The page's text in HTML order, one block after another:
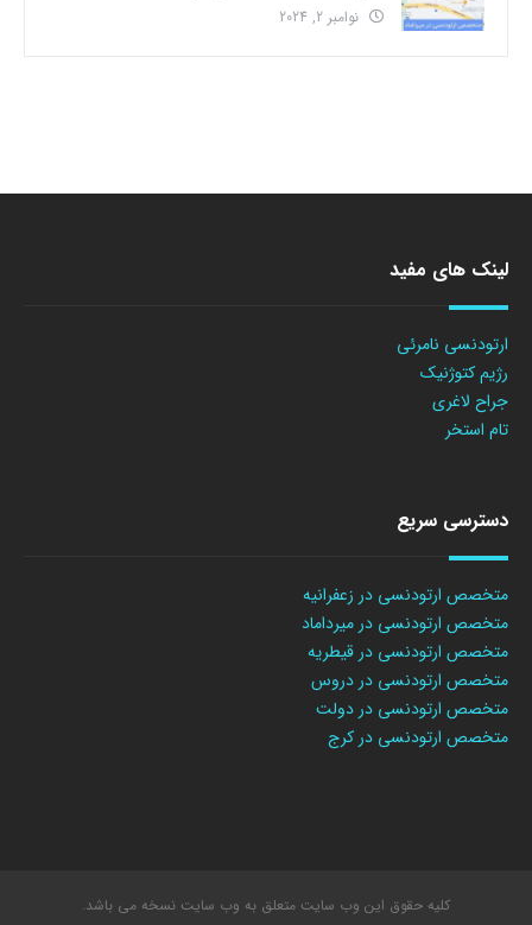
نوامبر 2, 2024
لینک های مفید
ارتودنسی نامرئی
رژیم کتوژنیک
جراح لاغری
تام استخر
دسترسی سریع
متخصص ارتودنسی در زعفرانیه
متخصص ارتودنسی در میرداماد
متخصص ارتودنسی در قیطریه
متخصص ارتودنسی در دروس
متخصص ارتودنسی در دولت
متخصص ارتودنسی در کرج
کلیه حقوق این وب سایت متعلق به وب سایت نسخه می باشد.